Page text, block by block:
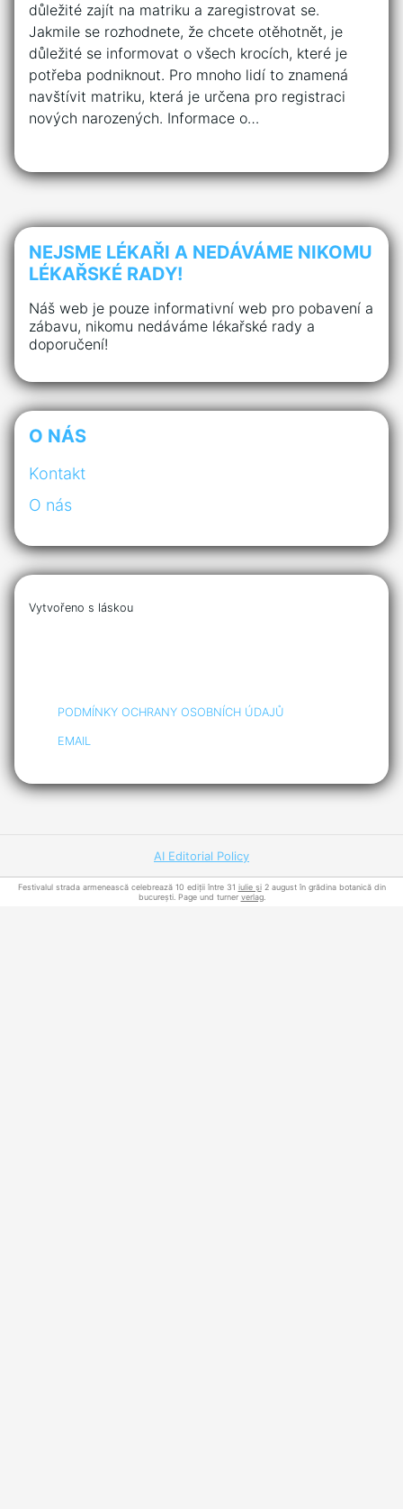
důležité zajít na matriku a zaregistrovat se.
Jakmile se rozhodnete, že chcete otěhotnět, je
důležité se informovat o všech krocích, které je
potřeba podniknout. Pro mnoho lidí to znamená
navštívit matriku, která je určena pro registraci
nových narozených. Informace o…
NEJSME LÉKAŘI A NEDÁVÁME NIKOMU
LÉKAŘSKÉ RADY!
Náš web je pouze informativní web pro pobavení a
zábavu, nikomu nedáváme lékařské rady a
doporučení!
O NÁS
Kontakt
O nás
Vytvořeno s láskou
PODMÍNKY OCHRANY OSOBNÍCH ÚDAJŮ
EMAIL
AI Editorial Policy
Festivalul strada armenească celebrează 10 ediții între 31 iulie și2 august în grădina botanică din
bucurești. Page und turner verlag.